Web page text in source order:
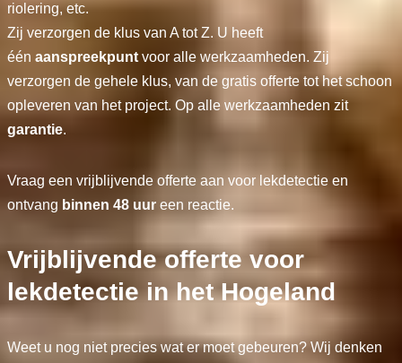
riolering, etc.
Zij verzorgen de klus van A tot Z. U heeft
één aanspreekpuntvoor alle werkzaamheden. Zij
verzorgen de gehele klus, van de gratis offerte tot het schoon
opleveren van het project. Op alle werkzaamheden zit
garantie.
Vraag een vrijblijvende offerte aan voor lekdetectie en
ontvang binnen 48 uureen reactie.
Vrijblijvende offerte voor
lekdetectie in het Hogeland
Weet u nog niet precies wat er moet gebeuren? Wij denken